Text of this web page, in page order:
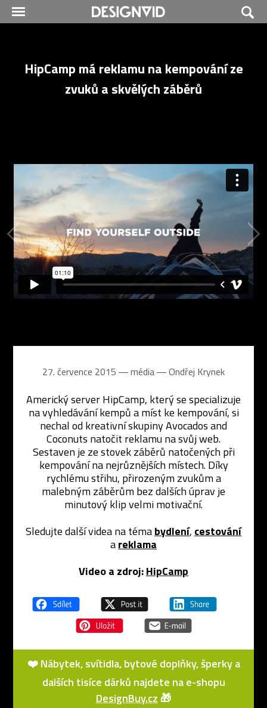
HipCamp má reklamu na kempování ze
zvuků a skvělých záběrů
27. července 2015 ― média ―Ondřej Krynek
Americký server HipCamp, který se specializuje
na vyhledávání kempů a míst ke kempování, si
nechal od kreativní skupiny Avocados and
Coconuts natočit reklamu na svůj web.
Sestaven je ze stovek záběrů natočených při
kempování na nejrůznějších místech. Díky
rychlému střihu, přirozeným zvukům a
malebným záběrům bez dalších úprav je
minutový klip velmi motivační.
Sledujte další videa na témabydlení, cestování
areklama
Video a zdroj:HipCamp
❤️ Nábytek, svítidla, bytové doplňky, šperky a
dalších tisíce dárků najdete na e-shopu
DesignBuy.cz 🎁